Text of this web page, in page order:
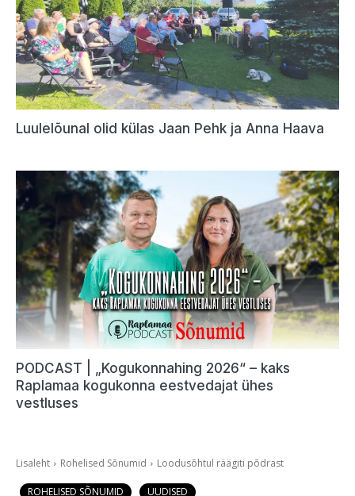
Luulelõunal olid külas Jaan Pehk ja Anna Haava
PODCAST | „Kogukonnahing 2026“ – kaks
Raplamaa kogukonna eestvedajat ühes
vestluses